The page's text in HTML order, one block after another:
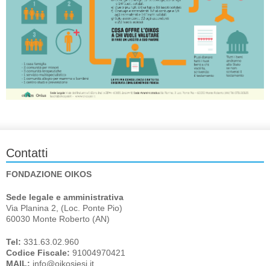
Contatti
FONDAZIONE OIKOS
Sede legale e amministrativa
Via Planina 2, (Loc. Ponte Pio)
60030 Monte Roberto (AN)
Tel: 331.63.02.960
Codice Fiscale: 91004970421
MAIL: info@oikosjesi.it